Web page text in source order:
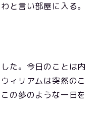
と言い部屋に入る。
た。今日のことは内
ィリアムは突然のこ
の夢のような一日を